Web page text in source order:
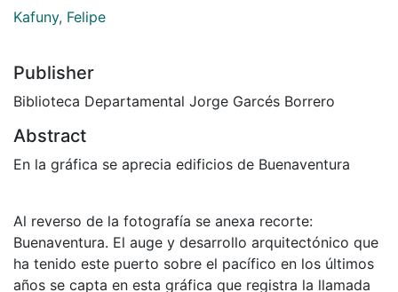
Kafuny, Felipe
Publisher
Biblioteca Departamental Jorge Garcés Borrero
Abstract
En la gráfica se aprecia edificios de Buenaventura
Al reverso de la fotografía se anexa recorte:
Buenaventura. El auge y desarrollo arquitectónico que
ha tenido este puerto sobre el pacífico en los últimos
años se capta en esta gráfica que registra la llamada